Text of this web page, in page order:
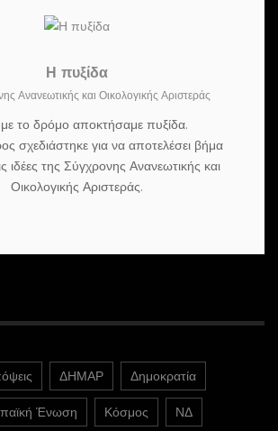
Η πυξίδα
Ανανεωτικής και Οικολογικής Αριστεράς
το δρόμο αποκτήσαμε πυξίδα.
σχεδιάστηκε για να αποτελέσει βήμα
ιδέες της Σύγχρονης Ανανεωτικής και
Οικολογικής Αριστεράς.
ΔΗΜΑΡ Δημοκρατία
Ένωση Κόσμος ΝΔ